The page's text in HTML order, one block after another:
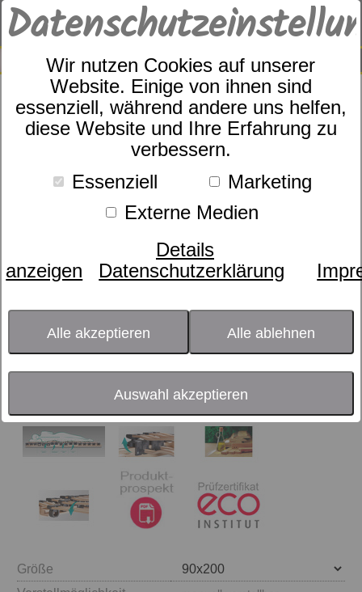
Wir nutzen Cookies auf unserer
Website. Einige von ihnen sind
essenziell, während andere uns helfen,
diese Website und Ihre Erfahrung zu
verbessern.
Essenziell
Marketing
Externe Medien
Details
anzeigen
Datenschutzerklärung
Alle akzeptieren Alle ablehnen
Auswahl akzeptieren
SUCHE
0
Rahmen
dormabell Innova KSK
Größe